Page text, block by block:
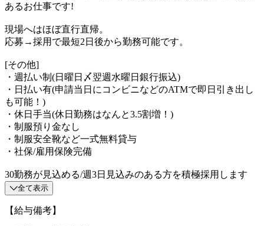
あるお仕事です!
現場へはほぼ直行直帰。
応募→採用で最短2日後から勤務可能です。
[その他]
・週払い制(日曜日〆翌週水曜日銀行振込)
・日払い有(申請当日にコンビニなどのATMで即日引き出し
も可能！)
・休日手当(休日勤務はなんと3.5割増！)
・制服預り金なし
・制服安全靴など一式無料貸与
・社保/雇用保険完備
30勤務が見込める/週3日見込みのある方を積極採用します
全て表示
【給与備考】